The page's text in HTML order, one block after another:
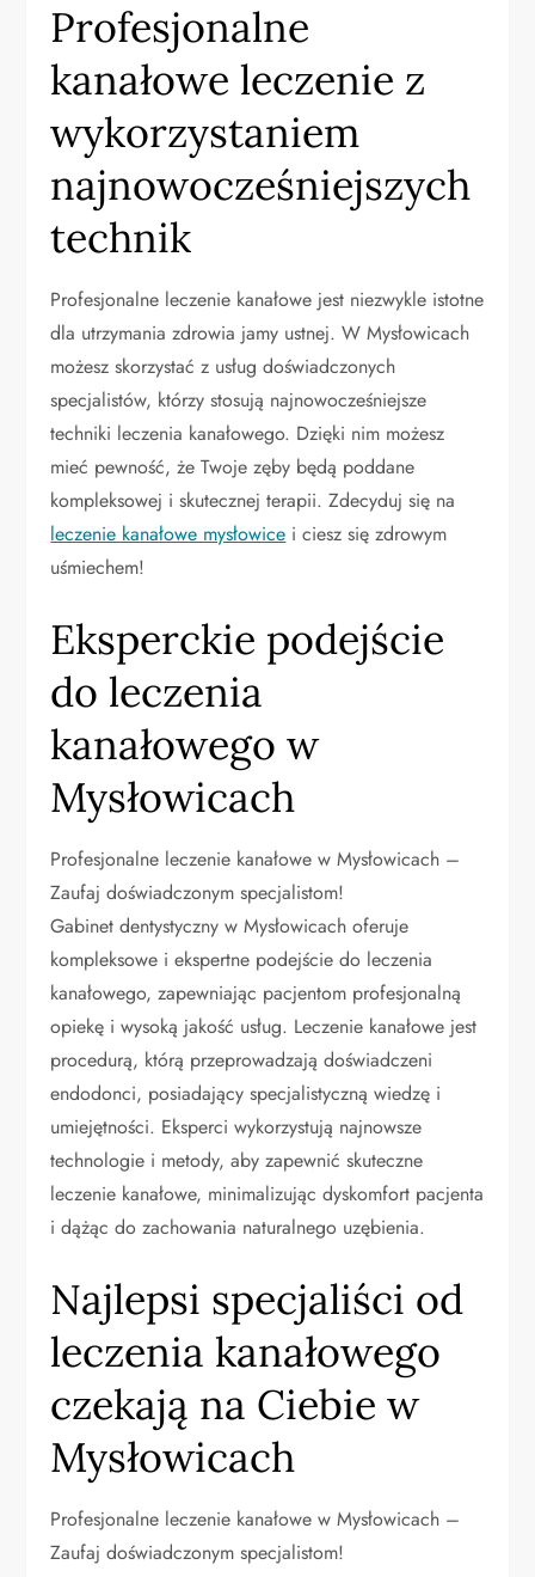
Profesjonalne
kanałowe leczenie z
wykorzystaniem
najnowocześniejszych
technik
Profesjonalne leczenie kanałowe jest niezwykle istotne
dla utrzymania zdrowia jamy ustnej. W Mysłowicach
możesz skorzystać z usług doświadczonych
specjalistów, którzy stosują najnowocześniejsze
techniki leczenia kanałowego. Dzięki nim możesz
mieć pewność, że Twoje zęby będą poddane
kompleksowej i skutecznej terapii. Zdecyduj się na
leczenie kanałowe mysłowice i ciesz się zdrowym
uśmiechem!
Eksperckie podejście
do leczenia
kanałowego w
Mysłowicach
Profesjonalne leczenie kanałowe w Mysłowicach –
Zaufaj doświadczonym specjalistom!
Gabinet dentystyczny w Mysłowicach oferuje
kompleksowe i ekspertne podejście do leczenia
kanałowego, zapewniając pacjentom profesjonalną
opiekę i wysoką jakość usług. Leczenie kanałowe jest
procedurą, którą przeprowadzają doświadczeni
endodonci, posiadający specjalistyczną wiedzę i
umiejętności. Eksperci wykorzystują najnowsze
technologie i metody, aby zapewnić skuteczne
leczenie kanałowe, minimalizując dyskomfort pacjenta
i dążąc do zachowania naturalnego uzębienia.
Najlepsi specjaliści od
leczenia kanałowego
czekają na Ciebie w
Mysłowicach
Profesjonalne leczenie kanałowe w Mysłowicach –
Zaufaj doświadczonym specjalistom!